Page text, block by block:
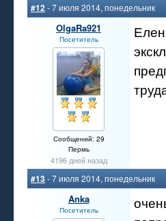
#12- 7 июля 2014, понедельник
OlgaRa921
Посетитель
Сообщений: 29
Пермь
4196 дней назад
#13- 7 июля 2014, понедельник
Anka
Посетитель